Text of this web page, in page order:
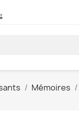
Mémoires